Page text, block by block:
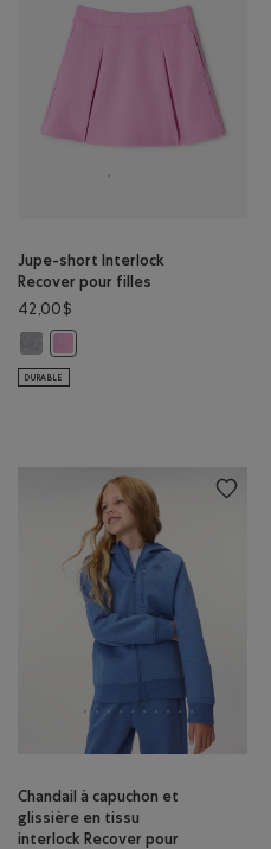
Jupe-short Interlock
Recover pour filles
42,00$
Jupe-short Interlock Recover pour
Jupe-short Interlock Recover
DURABLE
Chandail à capuchon et
glissière en tissu
interlock Recover pour